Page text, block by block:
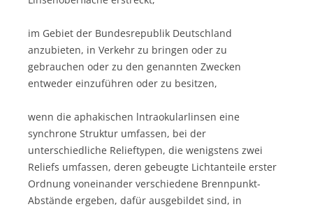
im Gebiet der Bundesrepublik Deutschland
anzubieten, in Verkehr zu bringen oder zu
gebrauchen oder zu den genannten Zwecken
entweder einzuführen oder zu besitzen,
wenn die aphakischen lntraokularlinsen eine
synchrone Struktur umfassen, bei der
unterschiedliche Relieftypen, die wenigstens zwei
Reliefs umfassen, deren gebeugte Lichtanteile erster
Ordnung voneinander verschiedene Brennpunkt-
Abstände ergeben, dafür ausgebildet sind, in